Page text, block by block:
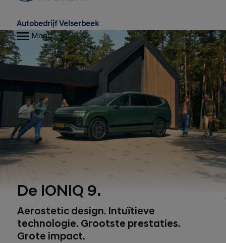
Autobedrijf Velserbeek
Menu
De IONIQ 9.
Aerostetic design. Intuïtieve
technologie. Grootste prestaties.
Grote impact.